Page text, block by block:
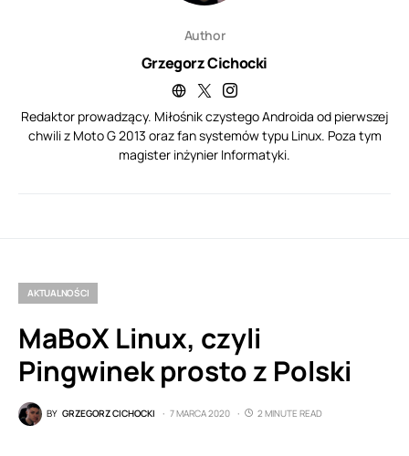
Author
Grzegorz Cichocki
Redaktor prowadzący. Miłośnik czystego Androida od pierwszej
chwili z Moto G 2013 oraz fan systemów typu Linux. Poza tym
magister inżynier Informatyki.
AKTUALNOŚCI
MaBoX Linux, czyli
Pingwinek prosto z Polski
BY GRZEGORZ CICHOCKI 7 MARCA 2020 2 MINUTE READ